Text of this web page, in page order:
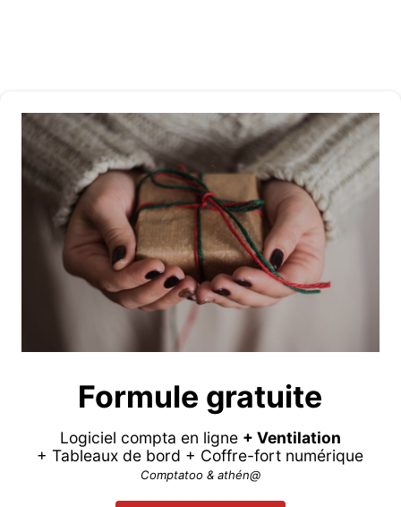
Formule gratuite
Logiciel compta en ligne + Ventilation
+ Tableaux de bord + Coffre-fort numérique
Comptatoo & athén@